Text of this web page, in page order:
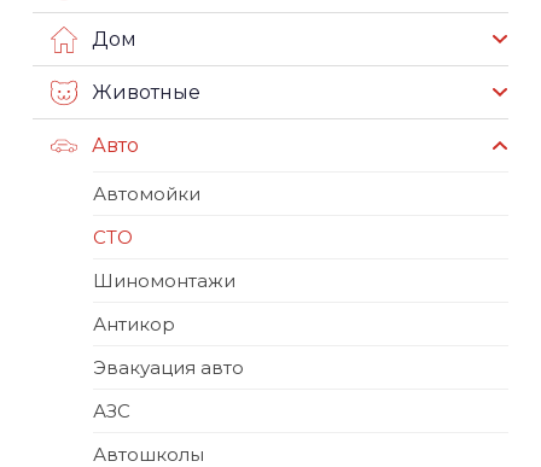
Дом
Животные
Авто
Автомойки
СТО
Шиномонтажи
Антикор
Эвакуация авто
АЗС
Автошколы